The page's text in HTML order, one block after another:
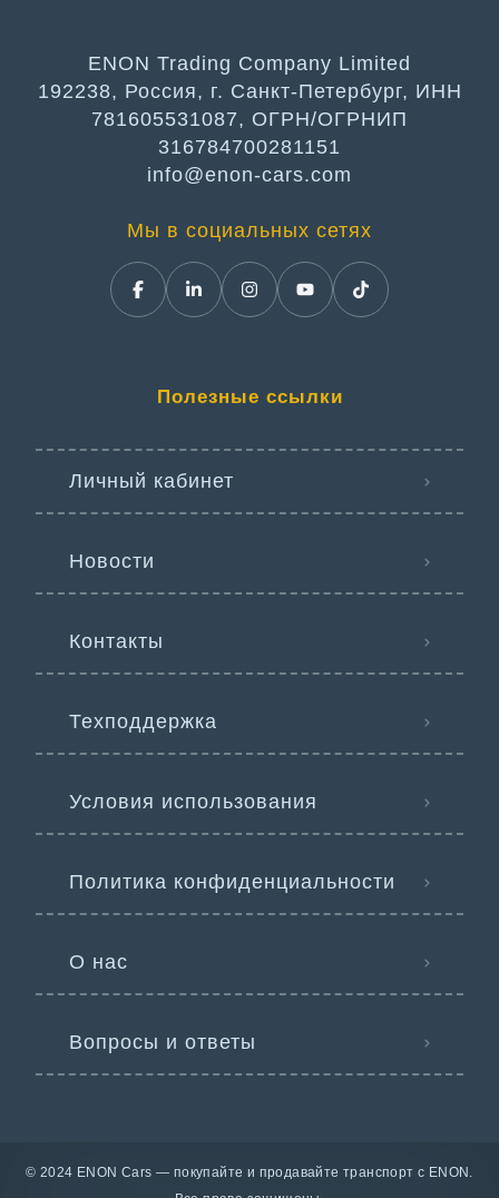
ENON Trading Company Limited
192238, Россия, г. Санкт-Петербург, ИНН
781605531087, ОГРН/ОГРНИП
316784700281151
info@enon-cars.com
Мы в социальных сетях
Полезные ссылки
Личный кабинет
Новости
Контакты
Техподдержка
Условия использования
Политика конфиденциальности
О нас
Вопросы и ответы
© 2024 ENON Cars — покупайте и продавайте транспорт с ENON.